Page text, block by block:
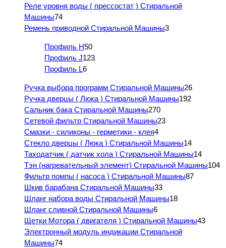
Реле уровня воды ( прессостат ) Стиральной
Машины74
Ремень приводной Стиральной Машины3
Профиль H50
Профиль J123
Профиль L6
Ручка выбора программ Стиральной Машины26
Ручка дверцы ( Люка ) Стиральной Машины192
Сальник бака Стиральной Машины270
Сетевой фильтр Стиральной Машины23
Смазки - силиконы - герметики - клея4
Стекло дверцы ( Люка ) Стиральной Машины14
Таходатчик ( датчик хола ) Стиральной Машины14
Тэн (нагревательный элемент) Стиральной Машины104
Фильтр помпы ( насоса ) Стиральной Машины87
Шкив барабана Стиральной Машины33
Шланг набора воды Стиральной Машины18
Шланг сливной Стиральной Машины6
Щетки Мотора ( двигателя ) Стиральной Машины43
Электронный модуль индикации Стиральной
Машины74